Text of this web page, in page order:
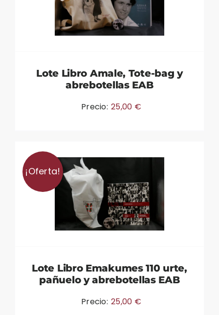
Lote Libro Amale, Tote-bag y
abrebotellas EAB
Precio: 25,00 €
¡Oferta!
Lote Libro Emakumes 110 urte,
pañuelo y abrebotellas EAB
Precio: 25,00 €